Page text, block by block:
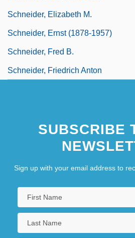
Schneider, Elizabeth M.
Schneider, Ernst (1878-1957)
Schneider, Fred B.
Schneider, Friedrich Anton
SUBSCRIBE
Sign up with your email address to